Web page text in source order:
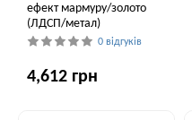
ефект мармуру/золото
(ЛДСП/метал)
0 відгуків
4,612 грн